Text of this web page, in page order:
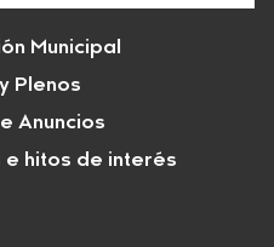
Municipal
Plenos
Anuncios
e hitos de interés